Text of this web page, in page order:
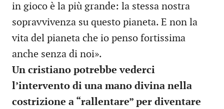
in gioco è la più grande: la stessa nostra
sopravvivenza su questo pianeta. E non la
vita del pianeta che io penso fortissima
anche senza di noi».
Un cristiano potrebbe vederci
l’intervento di una mano divina nella
costrizione a “rallentare” per diventare